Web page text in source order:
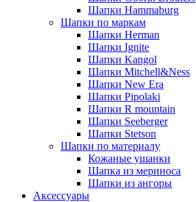
Шапки Hammaburg
Шапки по маркам
Шапки Herman
Шапки Ignite
Шапки Kangol
Шапки Mitchell&Ness
Шапки New Era
Шапки Pipolaki
Шапки R mountain
Шапки Seeberger
Шапки Stetson
Шапки по материалу
Кожаные ушанки
Шапка из мериноса
Шапки из ангоры
Аксессуары